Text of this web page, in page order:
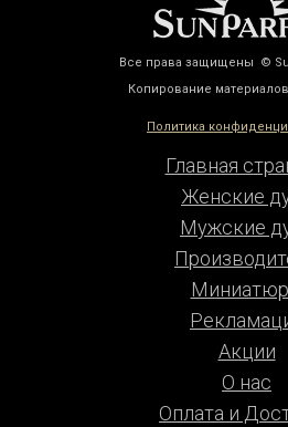
Все права защищены ©
Копирование
Политика
Главная
Женские
Мужские
Акции
О нас
Оплата и